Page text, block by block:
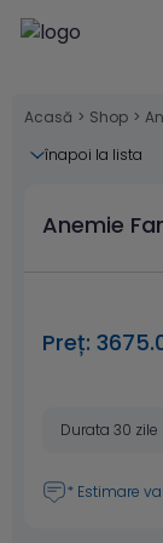
Acasă > Shop >
înapoi la lista
Anemie
Preț:
Durata 30 zile
* Estimare